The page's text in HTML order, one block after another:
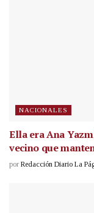
NACIONALES
Ella era Ana
vecino que
por Redacción Diario La